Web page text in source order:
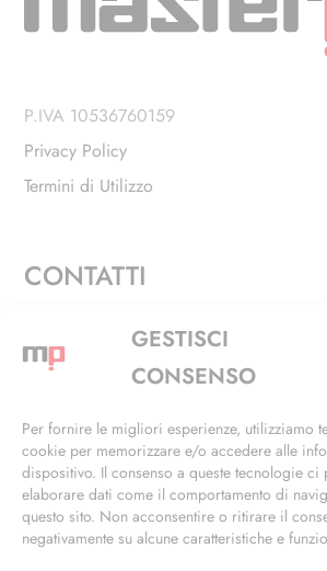
GESTISCI
CONSENSO
Per fornire le migliori esperienze, utilizziamo
cookie per memorizzare e/o accedere alle
dispositivo. Il consenso a queste tecnologie ci
elaborare dati come il comportamento di
questo sito. Non acconsentire o ritirare il
negativamente su alcune caratteristiche e
P.IVA 10536760159
Privacy Policy
Termini di Utilizzo
CONTATTI
Via Alfieri, 27 - Trezzano Sul
+39 02 4846 3155
info@masterphil.it